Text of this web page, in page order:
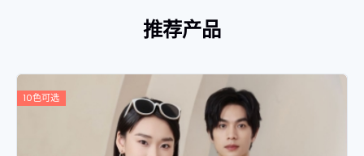
推荐产品
10色可选